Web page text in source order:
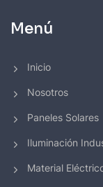
Menú
Inicio
Nosotros
Paneles Solares
Iluminación
Material